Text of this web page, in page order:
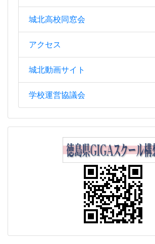
城北高校同窓会
アクセス
城北動画サイト
学校運営協議会